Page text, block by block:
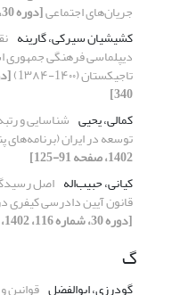
جریان‌های اجتماعی[دوره 30، شماره 116، 1402، صفحه 73-108]
کشیشیان سیرکی، گارینه
دیپلماسی فرهنگی جمهوری
تاجیکستان (1۴۰۰-1۳۸۴)
340]
کمالی، یحیی شناسایی و
توسعه در ایران
1402، صفحه 91-125]
کیانی، حبیب‌اله اصل
قانون آیین دادرسی کیفری
[دوره 30، شماره 116، 1402، صفحه 109-137]
گ
گودرزی، ابوالفضل قوانین